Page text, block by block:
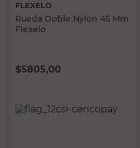
FLEXELO
Rueda Doble Nylon 45 Mm
Flexelo
$5805,00